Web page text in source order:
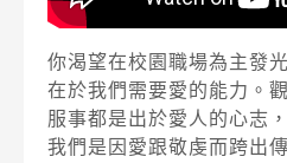
你渴望在校園職場為主發
在於我們需要愛的能力。
服事都是出於愛人的心志
我們是因愛跟敬虔而跨出